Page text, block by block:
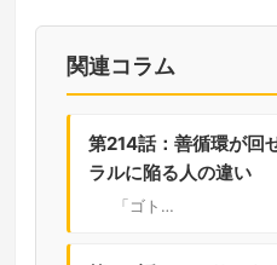
関連コラム
第214話：善循環が回
ラルに陥る人の違い
「ゴト…